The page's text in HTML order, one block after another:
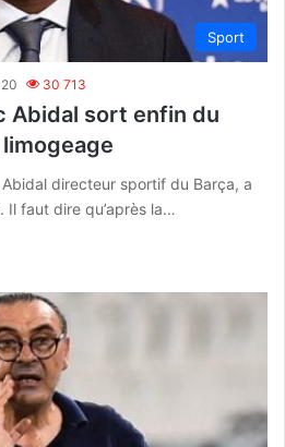
Sport
30 713
Abidal sort enfin du
directeur sportif du Barça, a
faut dire qu’après la…